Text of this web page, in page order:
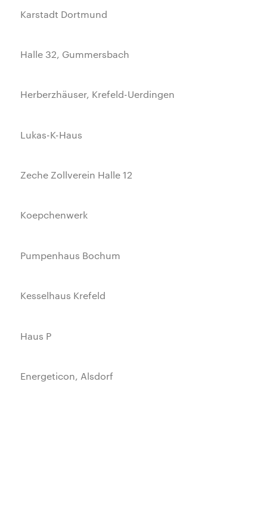
Karstadt Dortmund
Halle 32, Gummersbach
Herberzhäuser, Krefeld-Uerdingen
Lukas-K-Haus
Zeche Zollverein Halle 12
Koepchenwerk
Pumpenhaus Bochum
Kesselhaus Krefeld
Haus P
Energeticon, Alsdorf